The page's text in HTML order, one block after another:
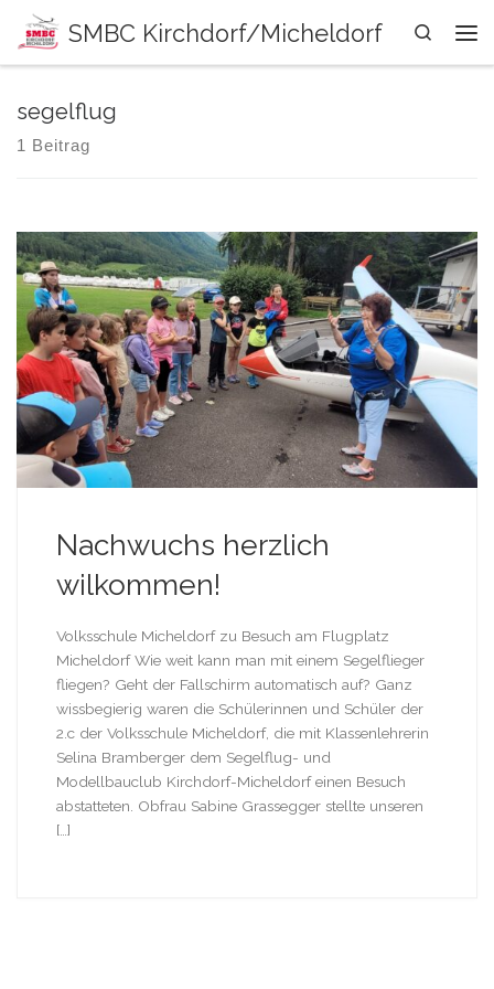
Zum Inhalt springen
SMBC Kirchdorf/Micheldorf
Search
segelflug
1 Beitrag
Nachwuchs herzlich
wilkommen!
Volksschule Micheldorf zu Besuch am Flugplatz
Micheldorf Wie weit kann man mit einem Segelflieger
fliegen? Geht der Fallschirm automatisch auf? Ganz
wissbegierig waren die Schülerinnen und Schüler der
2.c der Volksschule Micheldorf, die mit Klassenlehrerin
Selina Bramberger dem Segelflug- und
Modellbauclub Kirchdorf-Micheldorf einen Besuch
abstatteten. Obfrau Sabine Grassegger stellte unseren
[…]